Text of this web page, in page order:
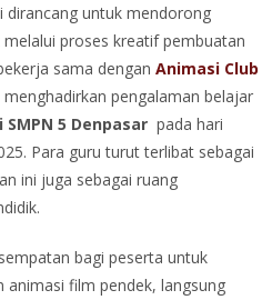
dirancang untuk mendorong
proses kreatif pembuatan
sama dengan Animasi Club
pengalaman belajar
5 Denpasar pada hari
Para guru turut terlibat sebagai
ini juga sebagai ruang
bagi peserta untuk
film pendek, langsung